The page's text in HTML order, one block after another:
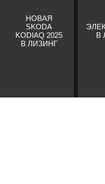
НОВАЯ
SKODA
KODIAQ 2025
В ЛИЗИНГ
В